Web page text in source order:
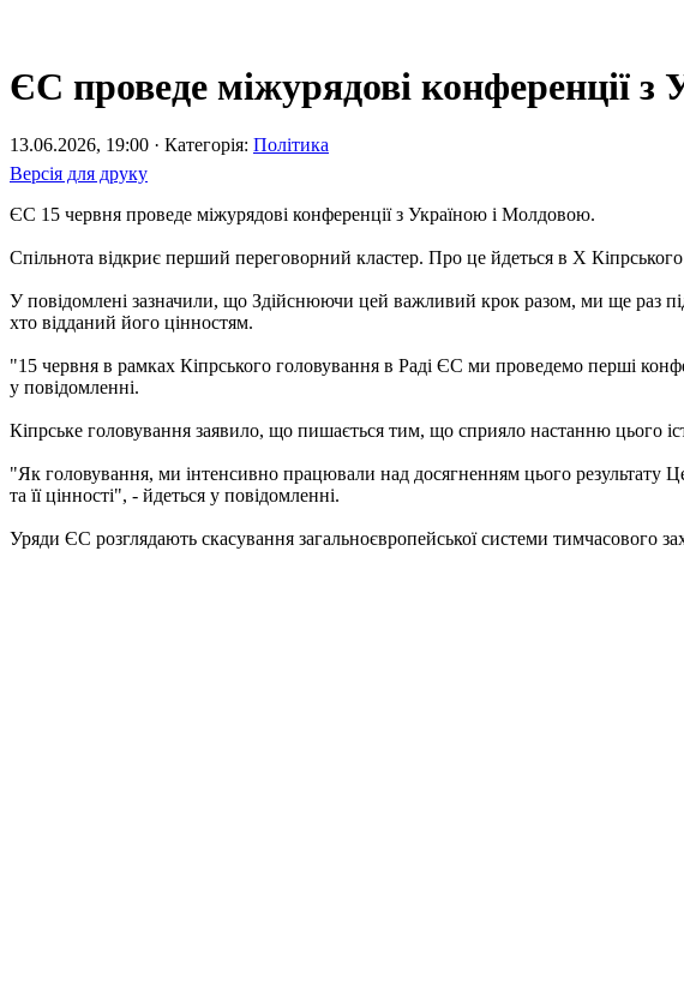
ЄС проведе міжурядові конференції
13.06.2026, 19:00 · Категорія: Політика
Версія для друку
ЄС 15 червня проведе міжурядові конференції з Україною і Молдовою.
Спільнота відкриє перший переговорний кластер. Про це йдеться в Х
У повідомлені зазначили, що Здійснюючи цей важливий крок разом, ми ще раз
хто відданий його цінностям.
"15 червня в рамках Кіпрського головування в Раді ЄС ми проведемо перші
у повідомленні.
Кіпрське головування заявило, що пишається тим, що сприяло настанню цього
"Як головування, ми інтенсивно працювали над досягненням цього результату
та її цінності", - йдеться у повідомленні.
Уряди ЄС розглядають скасування загальноєвропейської системи тимчасового